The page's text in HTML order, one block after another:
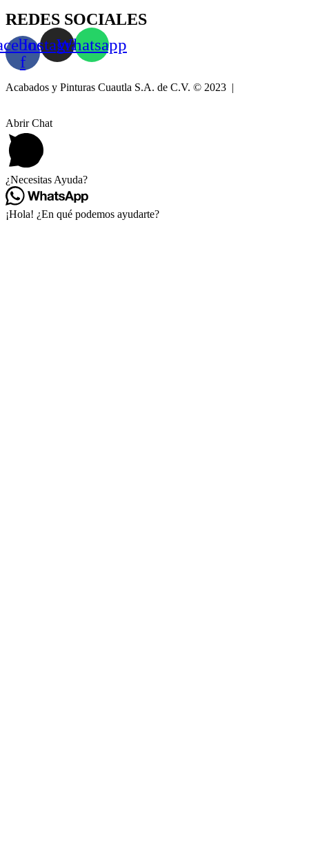
REDES SOCIALES
f
InstagramWhatsapp
Acabados y Pinturas Cuautla S.A. de C.V. © 2023 |
Abrir Chat
¿Necesitas Ayuda?
¡Hola! ¿En qué podemos ayudarte?